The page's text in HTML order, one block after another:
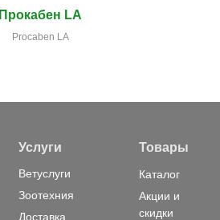
Прокабен LA
Procaben LA
Услуги
Ветуслуги
Доставка
Зоотехния
Товары
Каталог
Акции и
скидки